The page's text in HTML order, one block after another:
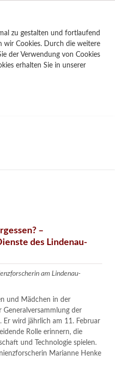
zu gestalten und fortlaufend
wir Cookies. Durch die weitere
der Verwendung von Cookies
erhalten Sie in unserer
–
des Lindenau-
am Lindenau-
und Mädchen in der
der
Er wird jährlich am 11. Februar
Rolle erinnern, die
und Technologie spielen.
Marianne Henke